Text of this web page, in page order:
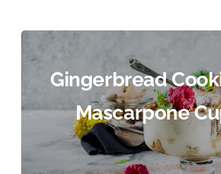
Gingerbread
Mascarpone